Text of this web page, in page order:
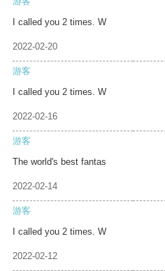
I called you 2 times. W
2022-02-20
游客
I called you 2 times. W
2022-02-16
游客
The world's best fantas
2022-02-14
游客
I called you 2 times. W
2022-02-12